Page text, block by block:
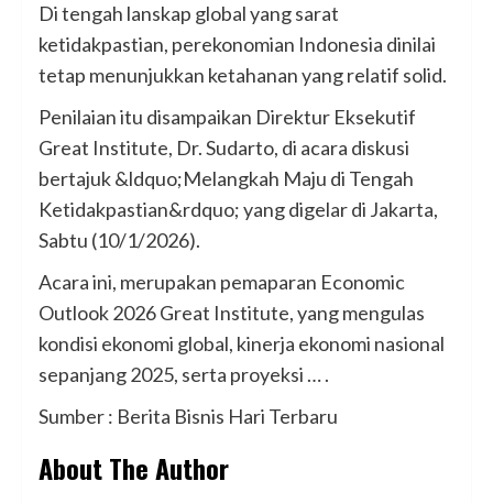
Di tengah lanskap global yang sarat
ketidakpastian, perekonomian Indonesia dinilai
tetap menunjukkan ketahanan yang relatif solid.
Penilaian itu disampaikan Direktur Eksekutif
Great Institute, Dr. Sudarto, di acara diskusi
bertajuk &ldquo;Melangkah Maju di Tengah
Ketidakpastian&rdquo; yang digelar di Jakarta,
Sabtu (10/1/2026).
Acara ini, merupakan pemaparan Economic
Outlook 2026 Great Institute, yang mengulas
kondisi ekonomi global, kinerja ekonomi nasional
sepanjang 2025, serta proyeksi … .
Sumber : Berita Bisnis Hari Terbaru
About The Author